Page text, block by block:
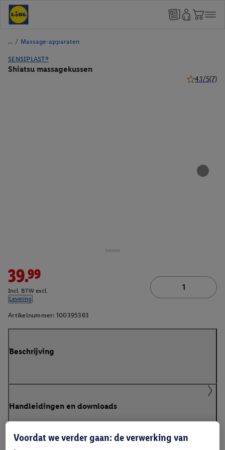
/ Massage-apparaten
SENSIPLAST®
Shiatsu massagekussen
4.1/5(7)
39.99
Incl. BTW excl.
Levering
Artikelnummer: 100395363
Beschrijving
Handleidingen en downloads
Voordat we verder gaan: de verwerking van